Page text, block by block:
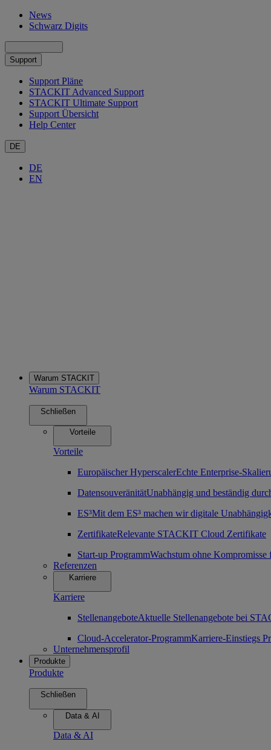
News
Schwarz Digits
Support
Support Pläne
STACKIT Advanced Support
STACKIT Ultimate Support
Support Übersicht
Help Center
DE
DE
EN
Warum STACKIT
Warum STACKIT
Schließen
Vorteile
Vorteile
Europäischer HyperscalerEchte Enterprise-
DatensouveränitätUnabhängig und beständig
ES³Mit dem ES³ machen wir digitale
ZertifikateRelevante STACKIT Cloud Zertifikate
Start-up ProgrammWachstum ohne
Referenzen
Karriere
Karriere
StellenangeboteAktuelle Stellenangebote bei
Cloud-Accelerator-ProgrammKarriere-Einstiegs
Unternehmensprofil
Produkte
Produkte
Schließen
Data & AI
Data & AI